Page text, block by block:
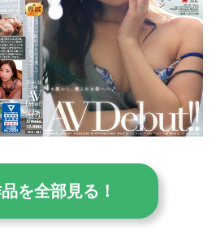
を全部見る！